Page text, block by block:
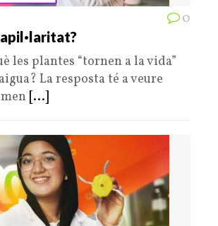
0
les plantes “tornen a la vida”
La resposta té a veure
[...]